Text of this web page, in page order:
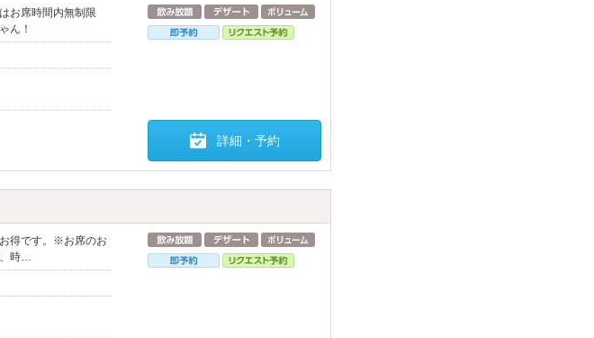
お席時間内無制限
ん！
詳細・予約
得です。※お席のお
、時…